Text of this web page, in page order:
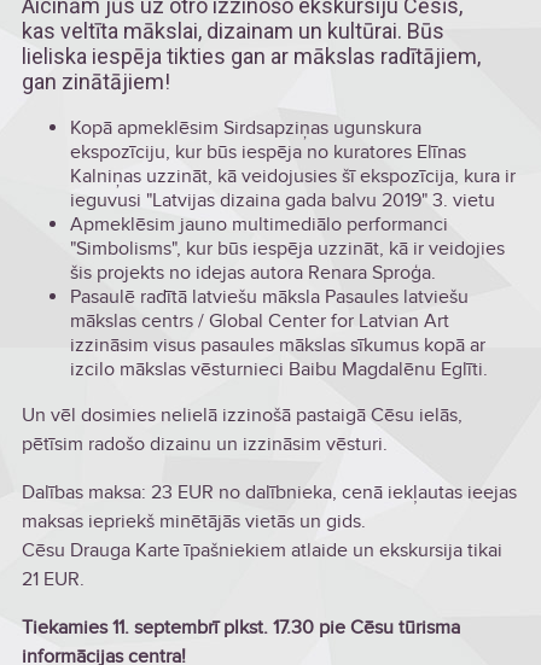
Aicinām jūs uz otro izzinošo ekskursiju Cēsīs,
kas veltīta mākslai, dizainam un kultūrai. Būs
lieliska iespēja tikties gan ar mākslas radītājiem,
gan zinātājiem!
Kopā apmeklēsim Sirdsapziņas ugunskura
ekspozīciju, kur būs iespēja no kuratores Elīnas
Kalniņas uzzināt, kā veidojusies šī ekspozīcija, kura ir
ieguvusi "Latvijas dizaina gada balvu 2019" 3. vietu
Apmeklēsim jauno multimediālo performanci
"Simbolisms", kur būs iespēja uzzināt, kā ir veidojies
šis projekts no idejas autora Renara Sproģa.
Pasaulē radītā latviešu māksla Pasaules latviešu
mākslas centrs / Global Center for Latvian Art
izzināsim visus pasaules mākslas sīkumus kopā ar
izcilo mākslas vēsturnieci Baibu Magdalēnu Eglīti.
Un vēl dosimies nelielā izzinošā pastaigā Cēsu ielās,
pētīsim radošo dizainu un izzināsim vēsturi.
Dalības maksa: 23 EUR no dalībnieka, cenā iekļautas ieejas
maksas iepriekš minētājās vietās un gids.
Cēsu Drauga Karte īpašniekiem atlaide un ekskursija tikai
21 EUR.
Tiekamies 11. septembrī plkst. 17.30 pie Cēsu tūrisma
informācijas centra!